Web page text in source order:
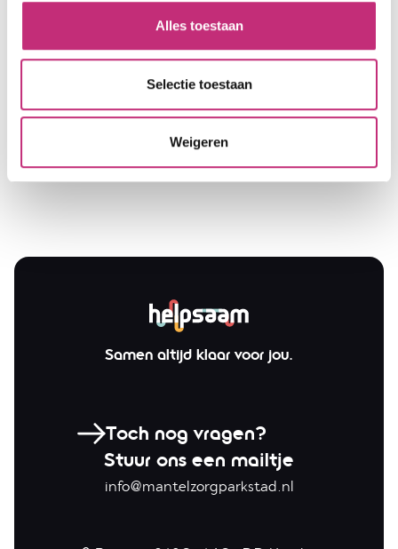
Alles toestaan
Selectie toestaan
Weigeren
Samen met...
De organisaties van Helpsaam zijn heel divers. Samen
Samen altijd klaar voor jou.
Toch nog vragen?
Stuur ons een mailtje
info@mantelzorgparkstad.nl